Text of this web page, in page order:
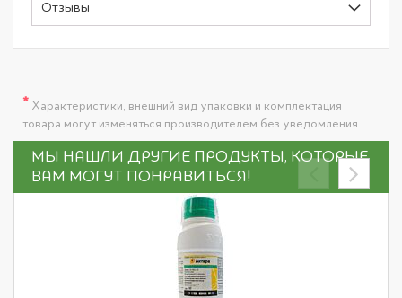
Отзывы
* Характеристики, внешний вид упаковки и комплектация
товара могут изменяться производителем без уведомления.
МЫ НАШЛИ ДРУГИЕ ПРОДУКТЫ, КОТОРЫЕ
ВАМ МОГУТ ПОНРАВИТЬСЯ!